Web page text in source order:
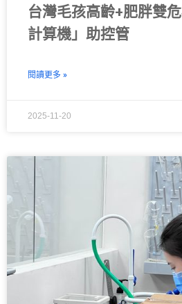
台灣毛孩高齡+肥胖雙
計算機」助控管
閱讀更多 »
2025-11-20